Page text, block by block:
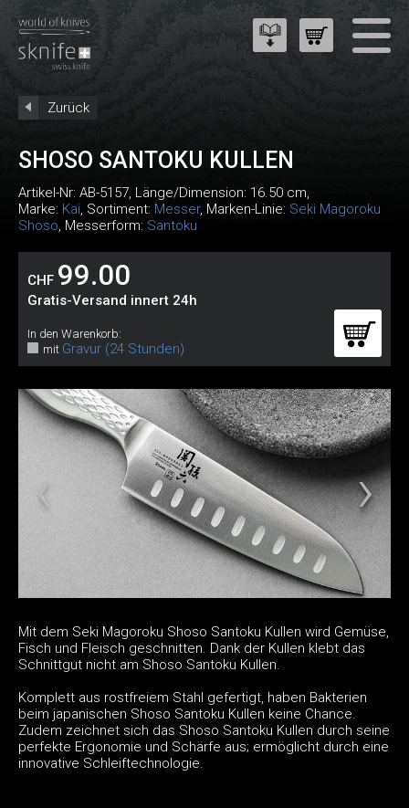
Zurück
SHOSO SANTOKU KULLEN
Artikel-Nr: AB-5157, Länge/Dimension: 16.50 cm,
Marke: Kai, Sortiment: Messer, Marken-Linie: Seki Magoroku
Shoso, Messerform: Santoku
CHF 99.00
Gratis-Versand innert 24h
In den Warenkorb:
mit Gravur (24 Stunden)
Mit dem Seki Magoroku Shoso Santoku Kullen wird Gemüse,
Fisch und Fleisch geschnitten. Dank der Kullen klebt das
Schnittgut nicht am Shoso Santoku Kullen.
Komplett aus rostfreiem Stahl gefertigt, haben Bakterien
beim japanischen Shoso Santoku Kullen keine Chance.
Zudem zeichnet sich das Shoso Santoku Kullen durch seine
perfekte Ergonomie und Schärfe aus; ermöglicht durch eine
innovative Schleiftechnologie.